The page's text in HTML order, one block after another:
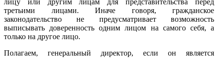
лицу или другим лицам для представительства перед
третьими лицами. Иначе говоря, гражданское
законодательство не предусматривает возможность
выписывать доверенность одним лицом на самого себя, а
только на другое лицо.
Полагаем, генеральный директор, если он является